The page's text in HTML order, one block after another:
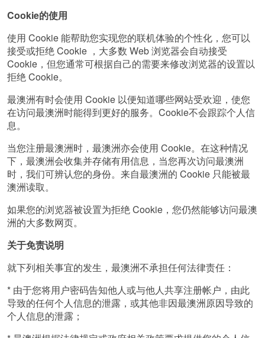
Cookie的使用
使用 Cookie 能帮助您实现您的联机体验的个性化，您可以
接受或拒绝 Cookie ，大多数 Web 浏览器会自动接受
Cookie，但您通常可根据自己的需要来修改浏览器的设置以
拒绝 Cookie。
最澳洲有时会使用 Cookie 以便知道哪些网站受欢迎，使您
在访问最澳洲时能得到更好的服务。Cookie不会跟踪个人信
息。
当您注册最澳洲时，最澳洲亦会使用 Cookie。在这种情况
下，最澳洲会收集并存储有用信息，当您再次访问最澳洲
时，我们可辨认您的身份。来自最澳洲的 Cookie 只能被最
澳洲读取。
如果您的浏览器被设置为拒绝 Cookie，您仍然能够访问最澳
洲的大多数网页。
关于免责说明
就下列相关事宜的发生，最澳洲不承担任何法律责任：
* 由于您将用户密码告知他人或与他人共享注册帐户，由此
导致的任何个人信息的泄露，或其他非因最澳洲原因导致的
个人信息的泄露；